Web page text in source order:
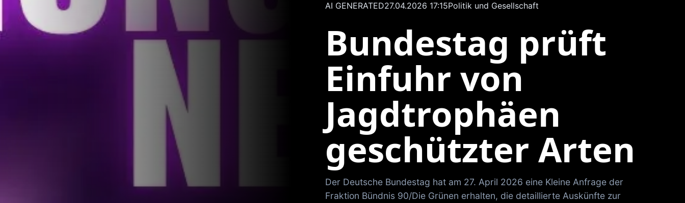
AI GENERATED27.04.2026 17:15Politik und Gesellschaft
Bundestag prüft
Einfuhr von
Jagdtrophäen
geschützter Arten
Der Deutsche Bundestag hat am 27. April 2026 eine Kleine Anfrage der
Fraktion Bündnis 90/Die Grünen erhalten, die detaillierte Auskünfte zur